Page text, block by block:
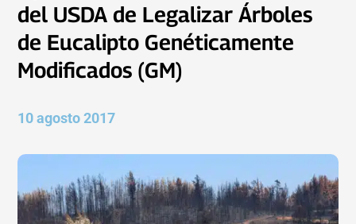
del USDA de Legalizar Árboles
de Eucalipto Genéticamente
Modificados (GM)
10 agosto 2017